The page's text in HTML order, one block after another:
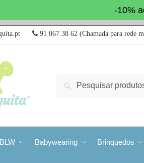
-10%
91 067 38 62 (Chamada para rede
Pesquisa
Babywearing Brinquedos